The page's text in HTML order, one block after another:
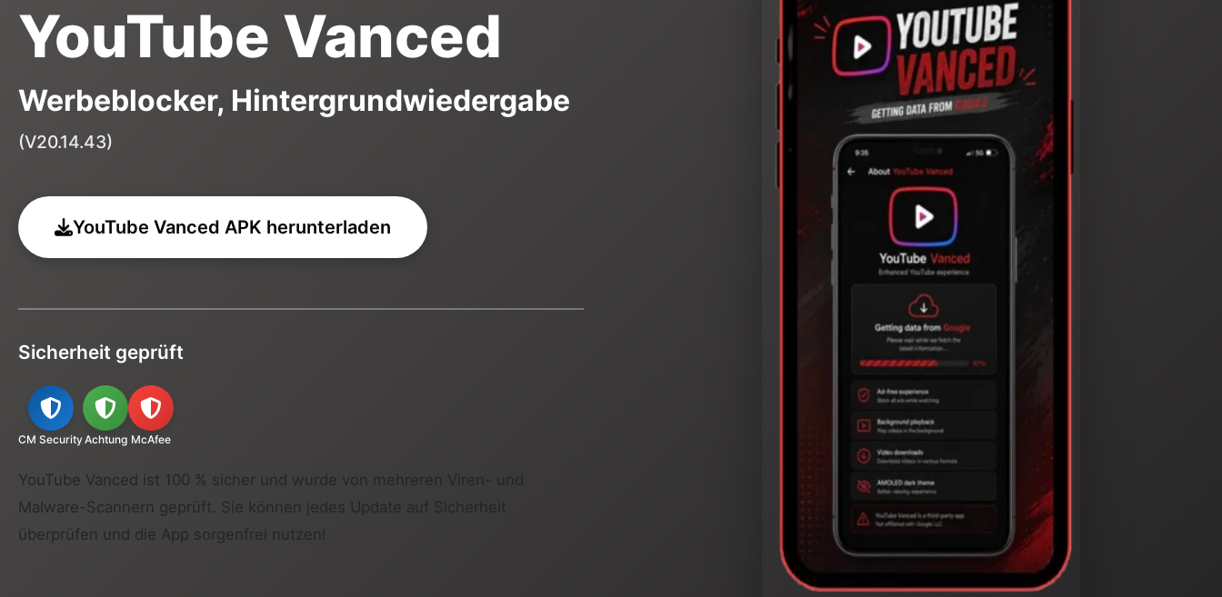
YouTube Vanced
Werbeblocker, Hintergrundwiedergabe
(V20.14.43)
YouTube Vanced APK herunterladen
Sicherheit geprüft
CM SecurityAchtung McAfee
YouTube Vanced ist 100 % sicher und wurde von mehreren Viren- und
Malware-Scannern geprüft. Sie können jedes Update auf Sicherheit
überprüfen und die App sorgenfrei nutzen!